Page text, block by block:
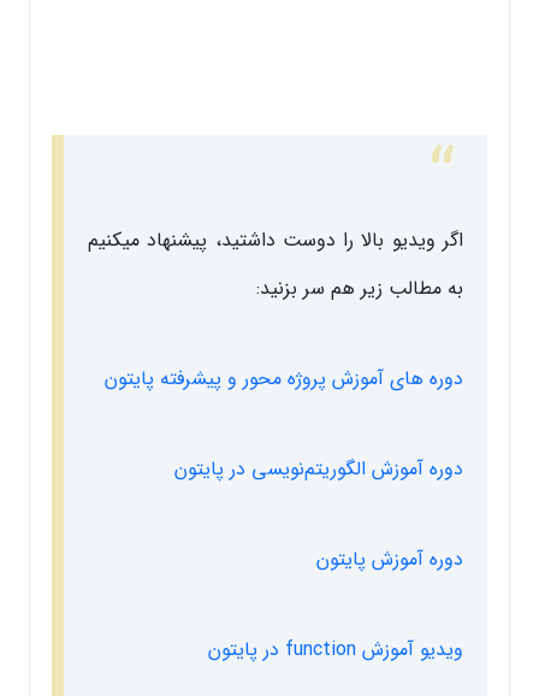
اگر ویدیو بالا را دوست داشتید، پیشنهاد میکنیم
به مطالب زیر هم سر بزنید:
دوره های آموزش پروژه محور و پیشرفته پایتون
دوره آموزش الگوریتم‌نویسی در پایتون
دوره آموزش پایتون
ویدیو آموزش function در پایتون